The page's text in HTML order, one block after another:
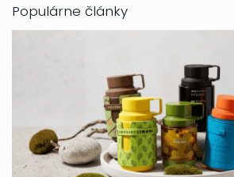
Populárne články